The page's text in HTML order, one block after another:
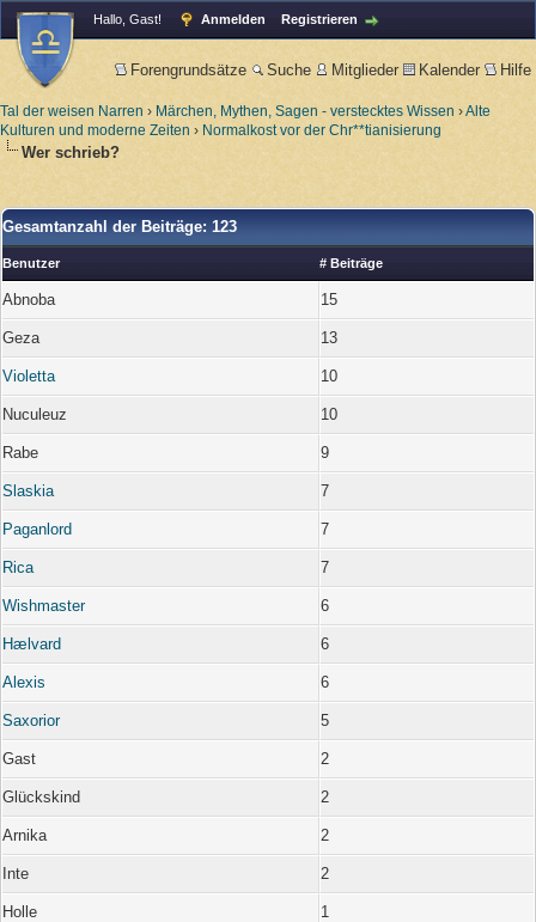
Hallo, Gast! Anmelden Registrieren
Forengrundsätze Suche Mitglieder Kalender Hilfe
Tal der weisen Narren › Märchen, Mythen, Sagen - verstecktes Wissen ›Alte
Kulturen und moderne Zeiten › Normalkost vor der Chr**tianisierung
Wer schrieb?
Gesamtanzahl der Beiträge: 123
Benutzer # Beiträge
Abnoba 15
Geza 13
Violetta 10
Nuculeuz 10
Rabe 9
Slaskia 7
Paganlord 7
Rica 7
Wishmaster 6
Hælvard 6
Alexis 6
Saxorior 5
Gast 2
Glückskind 2
Arnika 2
Inte 2
Holle 1